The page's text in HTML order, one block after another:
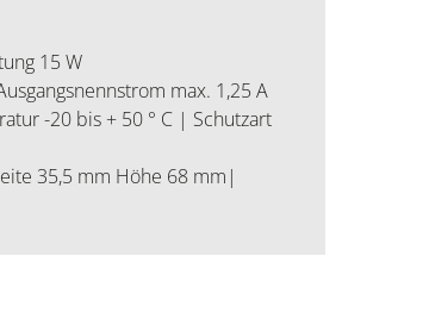
15 W
max. 1,25 A
-20 bis + 50 ° C | Schutzart
35,5 mm Höhe 68 mm|